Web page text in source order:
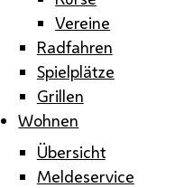
Vereine
Radfahren
Spielplätze
Grillen
Wohnen
Übersicht
Meldeservice